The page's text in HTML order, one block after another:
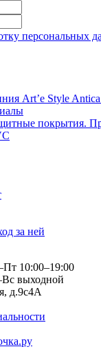
персональных
Art’e Style
покрытия.
за ней
10:00–19:00
выходной
д.9с4А